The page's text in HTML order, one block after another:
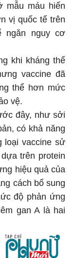
mẫu máu hiến
vị quốc tế trên
ngăn nguy cơ
khi kháng thể
vaccine đã
thể hơn mức
vệ.
đây, như sởi
có khả năng
loại vaccine sử
trên protein
hiệu quả của
cách bổ sung
độ phản ứng
gan A là hai